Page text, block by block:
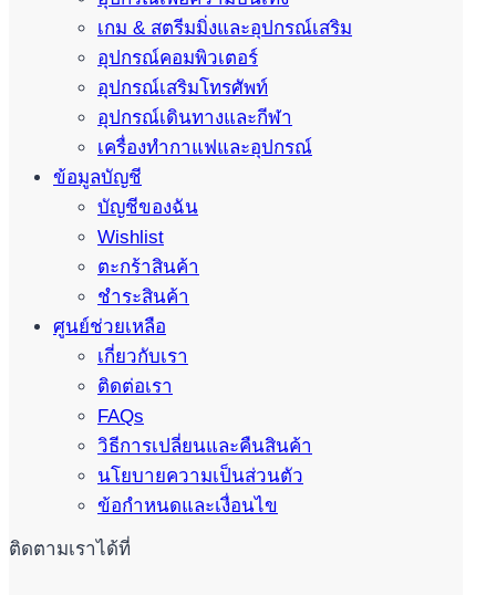
เกม & สตรีมมิ่งและอุปกรณ์เสริม
อุปกรณ์คอมพิวเตอร์
อุปกรณ์เสริมโทรศัพท์
อุปกรณ์เดินทางและกีฬา
เครื่องทำกาแฟและอุปกรณ์
ข้อมูลบัญชี
บัญชีของฉัน
Wishlist
ตะกร้าสินค้า
ชำระสินค้า
ศูนย์ช่วยเหลือ
เกี่ยวกับเรา
ติดต่อเรา
FAQs
วิธีการเปลี่ยนและคืนสินค้า
นโยบายความเป็นส่วนตัว
ข้อกำหนดและเงื่อนไข
ติดตามเราได้ที่